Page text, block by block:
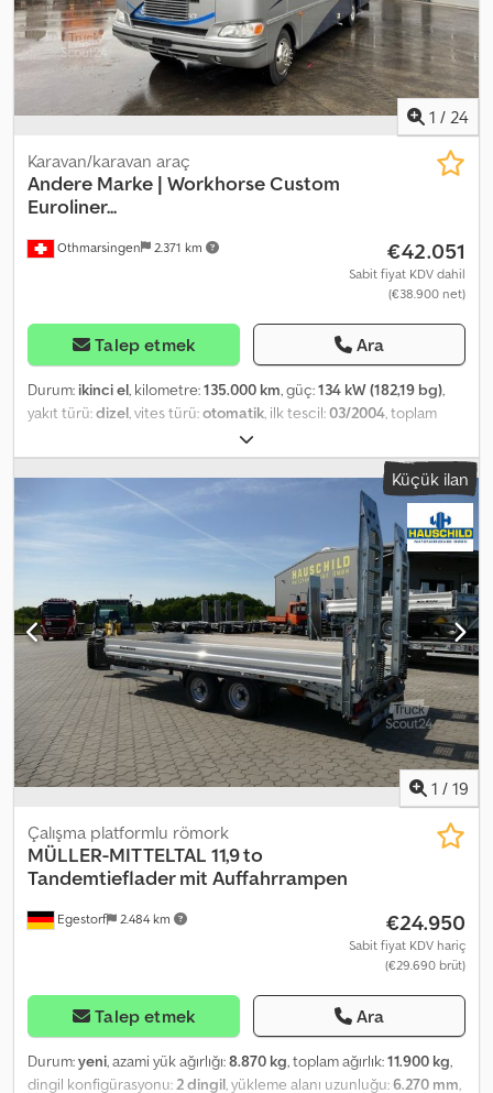
1 / 24
Othmarsingen 2.371 km
Karavan/karavan araç
Andere Marke | Workhorse Custom
Euroliner...
€42.051
Sabit fiyat KDV dahil
(€38.900 net)
Talep etmek Ara
Durum: ikinci el, kilometre:135.000 km, güç:134 kW (182,19 bg),
yakıt türü:dizel , vites türü:otomatik , ilk tescil:03/2004 , toplam
, - Tam donanım - Muayenesi Mart 2025’te yapıldı,
hiç kullanılmadı - V8 dizel Süspansiyon: Cedox Ru Svjpfx Adieha
Yaprak yaylı süspansiyon
Küçük ilan
1 / 19
Egestorf 2.484 km
Çalışma platformlu römork
MÜLLER-MITTELTAL 11,9 to
Tandemtieflader mit Auffahrrampen
€24.950
Sabit fiyat KDV hariç
(€29.690 brüt)
Talep etmek Ara
Durum:yeni, azami yük ağırlığı:8.870 kg, toplam ağırlık:11.900 kg,
dingil konfigürasyonu:2 dingil, yükleme alanı uzunluğu:6.270 mm,